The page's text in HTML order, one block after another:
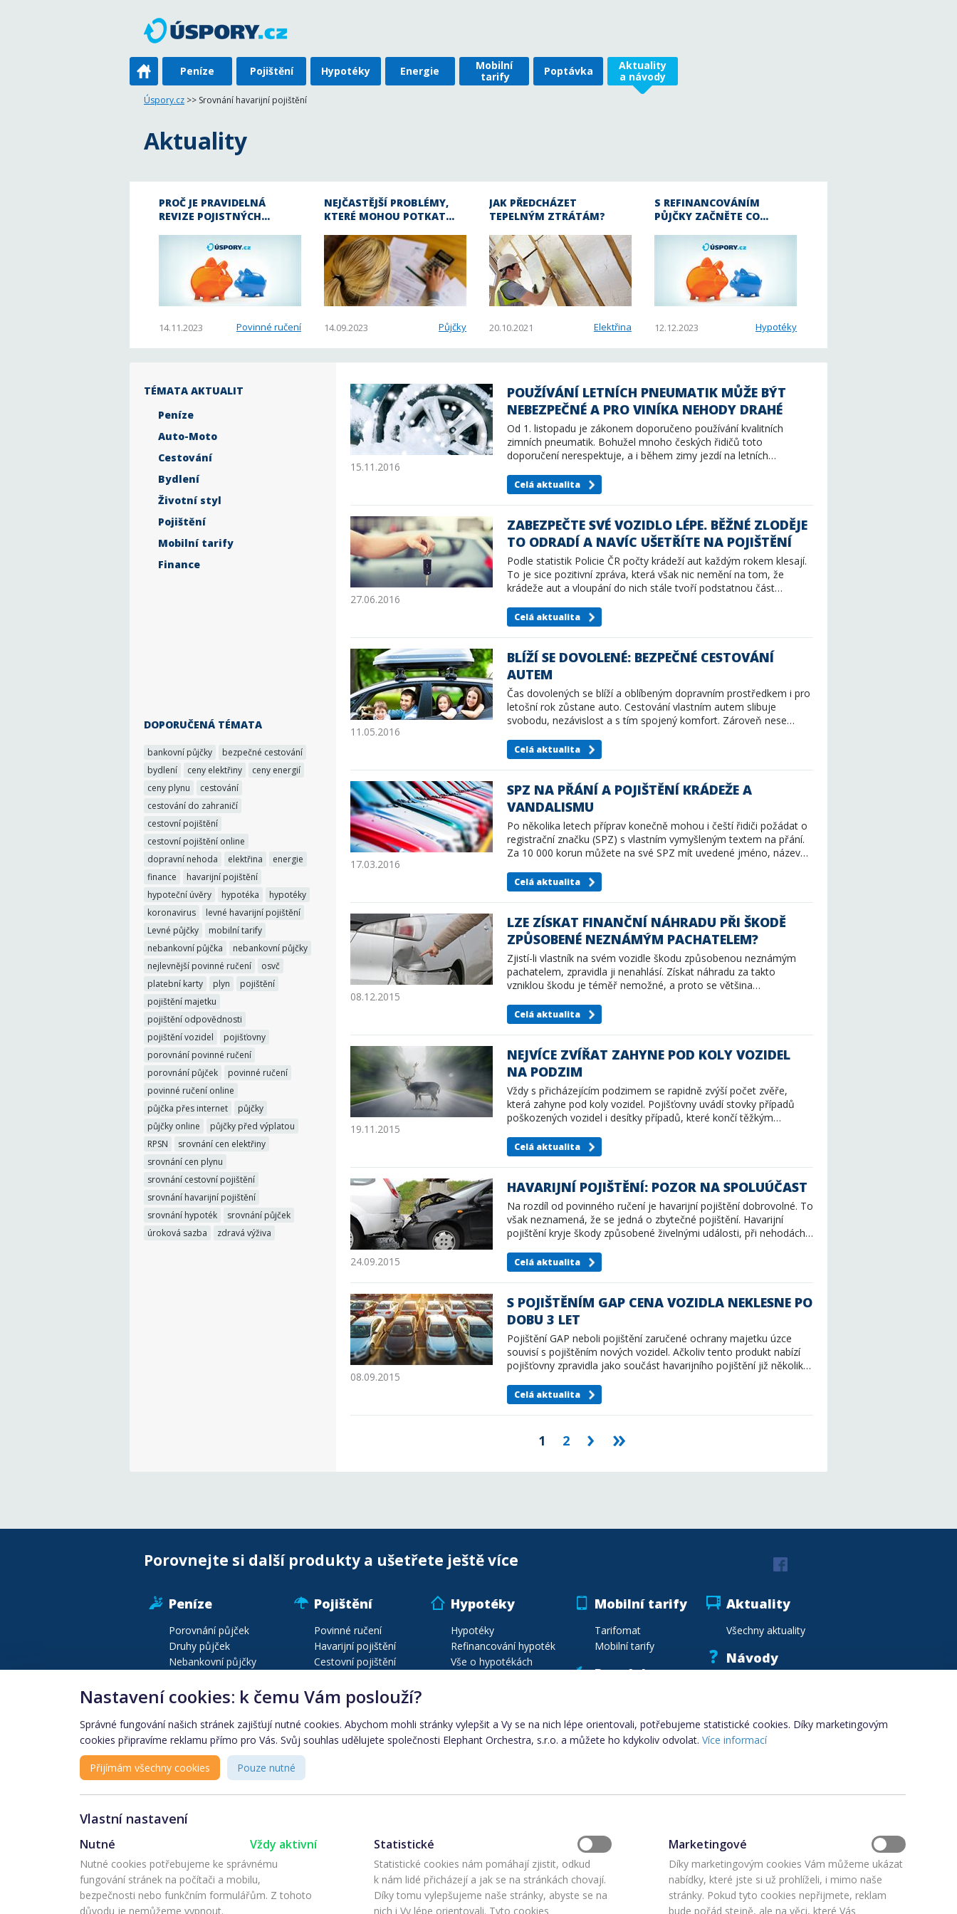
Peníze Pojištění Hypotéky Energie
Mobilní
tarify
Poptávka
Aktuality
a návody
Úspory.cz >> Srovnání havarijní pojištění
Aktuality
PROČ JE PRAVIDELNÁ
REVIZE POJISTNÝCH…
14.11.2023 Povinné ručení
NEJČASTĚJŠÍ PROBLÉMY,
KTERÉ MOHOU POTKAT…
14.09.2023 Půjčky
JAK PŘEDCHÁZET
TEPELNÝM ZTRÁTÁM?
20.10.2021 Elektřina
S REFINANCOVÁNÍM
PŮJČKY ZAČNĚTE CO…
12.12.2023 Hypotéky
TÉMATA AKTUALIT
Peníze
Auto-Moto
Cestování
Bydlení
Životní styl
Pojištění
Mobilní tarify
Finance
DOPORUČENÁ TÉMATA
bankovní půjčky
bezpečné cestování
bydlení
ceny elektřiny
ceny energií
ceny plynu
cestování
cestování do zahraničí
cestovní pojištění
cestovní pojištění online
dopravní nehoda
elektřina
energie
finance
havarijní pojištění
hypoteční úvěry
hypotéka
hypotéky
koronavirus
levné havarijní pojištění
Levné půjčky
mobilní tarify
nebankovní půjčka
nebankovní půjčky
nejlevnější povinné ručení
osvč
platební karty
plyn
pojištění
pojištění majetku
pojištění odpovědnosti
pojištění vozidel
pojišťovny
porovnání povinné ručení
porovnání půjček
povinné ručení
povinné ručení online
půjčka přes internet
půjčky
půjčky online
půjčky před výplatou
RPSN
srovnání cen elektřiny
srovnání cen plynu
srovnání cestovní pojištění
srovnání havarijní pojištění
srovnání hypoték
srovnání půjček
úroková sazba
zdravá výživa
POUŽÍVÁNÍ LETNÍCH PNEUMATIK MŮŽE BÝT
NEBEZPEČNÉ A PRO VINÍKA NEHODY DRAHÉ
15.11.2016
Od 1. listopadu je zákonem doporučeno používání kvalitních
zimních pneumatik. Bohužel mnoho českých řidičů toto
doporučení nerespektuje, a i během zimy jezdí na letních…
Celá aktualita
ZABEZPEČTE SVÉ VOZIDLO LÉPE. BĚŽNÉ ZLODĚJE
TO ODRADÍ A NAVÍC UŠETŘÍTE NA POJIŠTĚNÍ
27.06.2016
Podle statistik Policie ČR počty krádeží aut každým rokem klesají.
To je sice pozitivní zpráva, která však nic nemění na tom, že
krádeže aut a vloupání do nich stále tvoří podstatnou část…
Celá aktualita
BLÍŽÍ SE DOVOLENÉ: BEZPEČNÉ CESTOVÁNÍ
AUTEM
11.05.2016
Čas dovolených se blíží a oblíbeným dopravním prostředkem i pro
letošní rok zůstane auto. Cestování vlastním autem slibuje
svobodu, nezávislost a s tím spojený komfort. Zároveň nese…
Celá aktualita
SPZ NA PŘÁNÍ A POJIŠTĚNÍ KRÁDEŽE A
VANDALISMU
17.03.2016
Po několika letech příprav konečně mohou i čeští řidiči požádat o
registrační značku (SPZ) s vlastním vymyšleným textem na přání.
Za 10 000 korun můžete na své SPZ mít uvedené jméno, název…
Celá aktualita
LZE ZÍSKAT FINANČNÍ NÁHRADU PŘI ŠKODĚ
ZPŮSOBENÉ NEZNÁMÝM PACHATELEM?
08.12.2015
Zjistí-li vlastník na svém vozidle škodu způsobenou neznámým
pachatelem, zpravidla ji nenahlásí. Získat náhradu za takto
vzniklou škodu je téměř nemožné, a proto se většina…
Celá aktualita
NEJVÍCE ZVÍŘAT ZAHYNE POD KOLY VOZIDEL
NA PODZIM
19.11.2015
Vždy s přicházejícím podzimem se rapidně zvýší počet zvěře,
která zahyne pod koly vozidel. Pojišťovny uvádí stovky případů
poškozených vozidel i desítky případů, které končí těžkým…
Celá aktualita
HAVARIJNÍ POJIŠTĚNÍ: POZOR NA SPOLUÚČAST
24.09.2015
Na rozdíl od povinného ručení je havarijní pojištění dobrovolné. To
však neznamená, že se jedná o zbytečné pojištění. Havarijní
pojištění kryje škody způsobené živelnými události, při nehodách…
Celá aktualita
S POJIŠTĚNÍM GAP CENA VOZIDLA NEKLESNE PO
DOBU 3 LET
08.09.2015
Pojištění GAP neboli pojištění zaručené ochrany majetku úzce
souvisí s pojištěním nových vozidel. Ačkoliv tento produkt nabízí
pojišťovny zpravidla jako součást havarijního pojištění již několik…
Celá aktualita
1 2 › »
Porovnejte si další produkty a ušetřete ještě více
Peníze
Porovnání půjček
Druhy půjček
Nebankovní půjčky
Druhy bankovních účtů
Konsolidace půjček
Produkty podle lokality
Finanční instituce
Pojištění
Povinné ručení
Havarijní pojištění
Cestovní pojištění
Pojištění vozidel
Cestovní poj. na míru
Seznam pojišťoven
Automobily
Hypotéky
Hypotéky
Refinancování hypoték
Vše o hypotékách
Porovnání elektřiny
Dodavatelé energií
Mobilní tarify
Tarifomat
Mobilní tarify
Poptávka
Aktuality
Všechny aktuality
Návody
Další projekty skupiny:
Nastavení cookies: k čemu Vám poslouží?
Správné fungování našich stránek zajišťují nutné cookies. Abychom mohli stránky vylepšit a Vy se na nich lépe orientovali, potřebujeme statistické cookies. Díky marketingovým
cookies připravíme reklamu přímo pro Vás. Svůj souhlas udělujete společnosti Elephant Orchestra, s.r.o. a můžete ho kdykoliv odvolat. Více informací
Přijímám všechny cookies Pouze nutné
Vlastní nastavení
Nutné Vždy aktivní
Nutné cookies potřebujeme ke správnému
fungování stránek na počítači a mobilu,
bezpečnosti nebo funkčním formulářům. Z tohoto
důvodu je nemůžeme vypnout.
Statistické
Statistické cookies nám pomáhají zjistit, odkud
k nám lidé přicházejí a jak se na stránkách chovají.
Díky tomu vylepšujeme naše stránky, abyste se na
nich i Vy lépe orientovali. Tyto cookies
Marketingové
Díky marketingovým cookies Vám můžeme ukázat
nabídky, které jste si už prohlíželi, i mimo naše
stránky. Pokud tyto cookies nepřijmete, reklam
bude pořád stejně, ale na věci, které Vás